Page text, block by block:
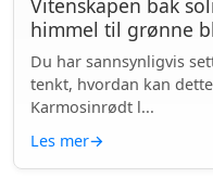
Vitenskapen bak
himmel til grønne
Du har sannsynligvis
tenkt, hvordan kan
Karmosinrødt l...
Les mer→